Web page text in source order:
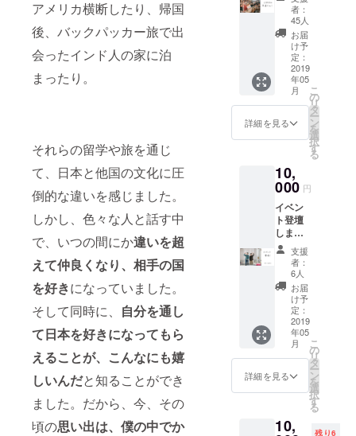
アメリカ横断したり、帰国
後、バックパッカー旅で出
会ったインド人の家に泊
まったり。
それらの留学や旅を通じ
て、日本と他国の文化に圧
倒的な違いを感じました。
しかし、色々な人と話す中
で、いつの間にか違いを超
えて仲良くなり、相手の国
を好きになっていました。
そして同時に、 自分を通し
て日本を好きになってもら
えることが、こんなにも嬉
しいんだと知ることができ
ました。だから、今、その
頃の思い出は、僕の中でか
当商品
は500円
（税
抜）ま
でのも
のにな
ります
※ リネ
ン代は
別途500
す ※ 交
通費は
含まれ
ており
ません
1泊チ
ケット5
枚、ド
リンク
チケッ
ト10
枚、
Facebo
okグ
ループ
へご招
待 ※ 開
間、損
益を報
告して
いく
Facebo
okグ
ループ
に招待
します
※ 有効
期限1年
（2019/
05/01 -
2020/04
/30） ※
友人・
知人な
渡し可
者：
45人
お届
け予
定：
2019
年05
月
詳細を見る
こ
の
リ
タ
ー
ン
を
選
択
す
る
10,
000 円
イベン
ト登壇
しま
す！ ※
水口か
張本ど
ちらか
一人 ※
有効期
限なし
※ 交通
費は別
途請求
させて
いただ
きます
支援
者：
6人
お届
け予
定：
2019
年05
月
詳細を見る
こ
の
リ
タ
ー
ン
を
選
択
す
る
10, 残り6